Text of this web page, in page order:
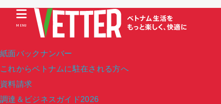
紙面バックナンバー
これからベトナムに駐在される方へ
資料請求
調達＆ビジネスガイド2026
MENU